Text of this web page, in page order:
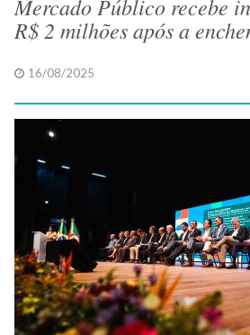
Mercado Público recebe
R$ 2 milhões após a
16/08/2025